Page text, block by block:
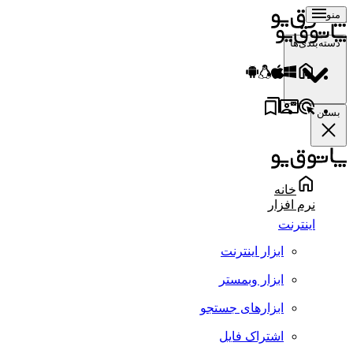
منو
دسته‌بندی‌ها
بستن
خانه
نرم افزار
اینترنت
ابزار اینترنت
ابزار وبمستر
ابزارهای جستجو
اشتراک فایل